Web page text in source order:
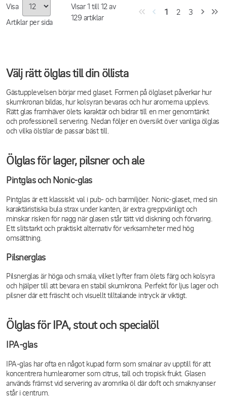
Visa
Artiklar per sida
Visar1 till 12av
129 artiklar
1 2 3
Välj rätt ölglas till din öllista
Gästupplevelsen börjar med glaset. Formen på ölglaset påverkar hur
skumkronan bildas, hur kolsyran bevaras och hur aromerna upplevs.
Rätt glas framhäver ölets karaktär och bidrar till en mer genomtänkt
och professionell servering. Nedan följer en översikt över vanliga ölglas
och vilka ölstilar de passar bäst till.
Ölglas för lager, pilsner och ale
Pintglas och Nonic-glas
Pintglas är ett klassiskt val i pub- och barmiljöer. Nonic-glaset, med sin
karaktäristiska bula strax under kanten, är extra greppvänligt och
minskar risken för nagg när glasen står tätt vid diskning och förvaring.
Ett slitstarkt och praktiskt alternativ för verksamheter med hög
omsättning.
Pilsnerglas
Pilsnerglas är höga och smala, vilket lyfter fram ölets färg och kolsyra
och hjälper till att bevara en stabil skumkrona. Perfekt för ljus lager och
pilsner där ett fräscht och visuellt tilltalande intryck är viktigt.
Ölglas för IPA, stout och specialöl
IPA-glas
IPA-glas har ofta en något kupad form som smalnar av upptill för att
koncentrera humlearomer som citrus, tall och tropisk frukt. Glasen
används främst vid servering av aromrika öl där doft och smaknyanser
står i centrum.